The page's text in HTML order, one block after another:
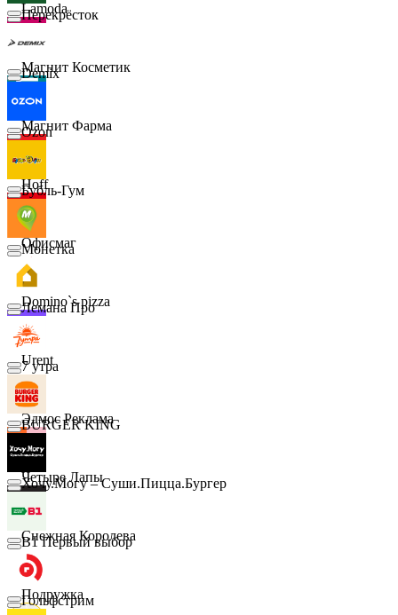
Lamoda
Магнит Косметик
Магнит Фарма
Hoff
Офисмаг
Domino`s pizza
Urent
Эдмос Реклама
Четыре Лапы
Снежная Королева
Подружка
Перекрёсток
Demix
Ozon
Бубль-Гум
Монетка
Лемана Про
7 утра
BURGER KING
Хочу.Могу – Суши.Пицца.Бургер
B1 Первый выбор
Гольфстрим